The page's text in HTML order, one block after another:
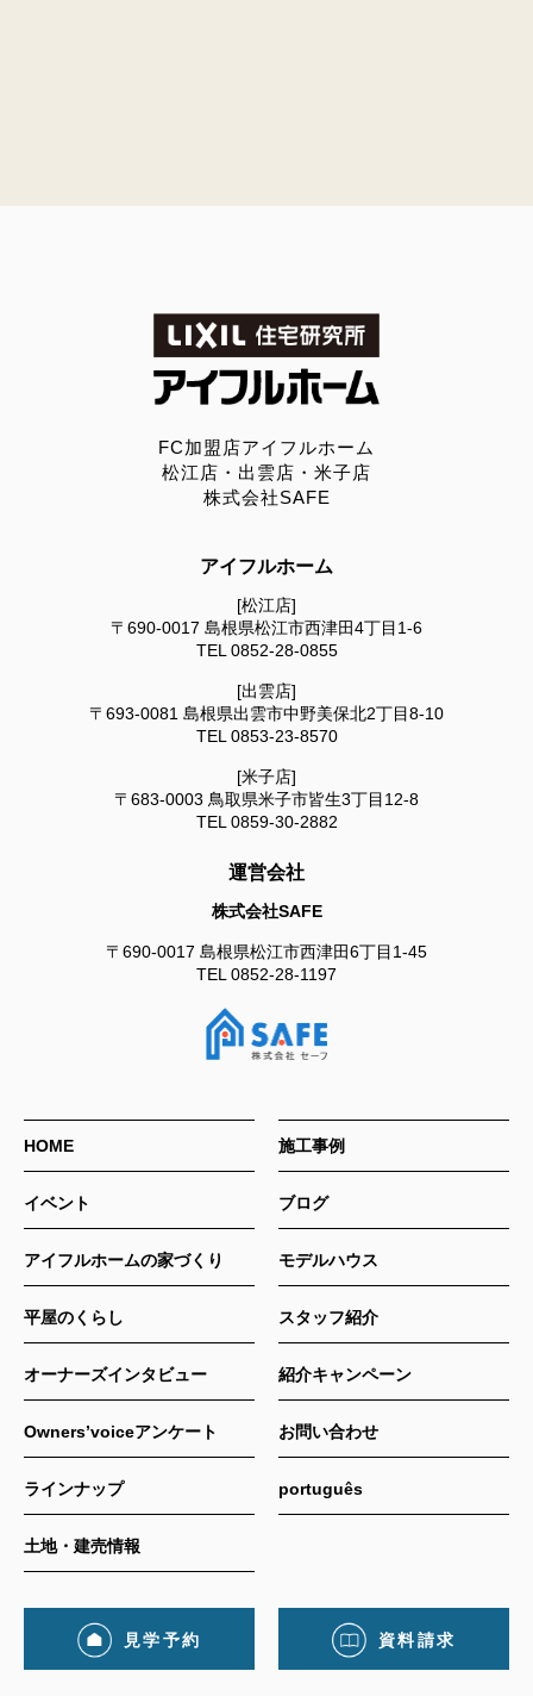
FC加盟店アイフルホーム
松江店・出雲店・米子店
株式会社SAFE
アイフルホーム
[松江店]
〒690-0017 島根県松江市西津田4丁目1-6
TEL0852-28-0855
[出雲店]
〒693-0081 島根県出雲市中野美保北2丁目8-10
TEL0853-23-8570
[米子店]
〒683-0003 鳥取県米子市皆生3丁目12-8
TEL0859-30-2882
運営会社
株式会社SAFE
〒690-0017 島根県松江市西津田6丁目1-45
TEL0852-28-1197
HOME
イベント
アイフルホームの家づくり
平屋のくらし
オーナーズインタビュー
Owners’voiceアンケート
ラインナップ
土地・建売情報
施工事例
ブログ
モデルハウス
スタッフ紹介
紹介キャンペーン
お問い合わせ
português
見学予約 資料請求